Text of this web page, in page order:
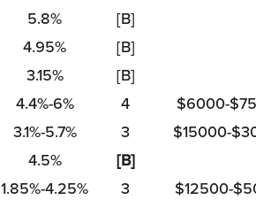
5.8%
[B]
4.95%
[B]
3.15%
[B]
4.4%-6% 4
$6000-
3.1%-5.7% 3
$15000-
4.5%
[B]
1.85%-4.25% 3
$12500-